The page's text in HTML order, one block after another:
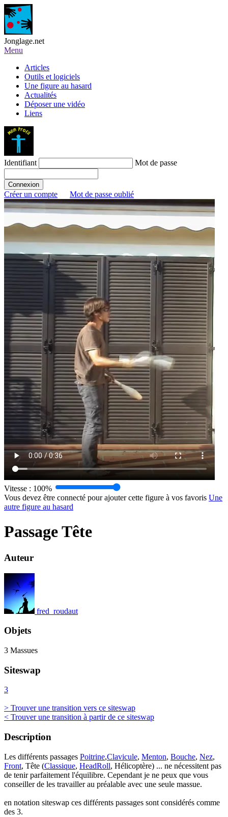
Jonglage.net
Menu
Articles
Outils et logiciels
Une figure au hasard
Actualités
Déposer une vidéo
Liens
Identifiant Mot de passe
Créer un compte Mot de passe oublié
Vitesse : 100%
Vous devez être connecté pour ajouter cette figure à vos favoris Une
autre figure au hasard
Passage Tête
Auteur
fred_roudaut
Objets
3 Massues
Siteswap
3
> Trouver une transition vers ce siteswap
< Trouver une transition à partir de ce siteswap
Description
Les différents passages Poitrine,Clavicule, Menton, Bouche, Nez,
Front, Tête (Classique, HeadRoll, Hélicoptère) ... ne nécessitent pas
de tenir parfaitement l'équilibre. Cependant je ne peux que vous
conseiller de les travailler au préalable avec une seule massue.
en notation siteswap ces différents passages sont considérés comme
des 3.